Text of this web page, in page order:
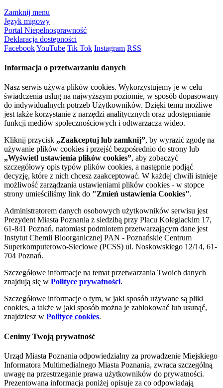
Zamknij menu
Język migowy
Portal Niepełnosprawność
Deklaracja dostępności
FacebookYouTube Tik Tok Instagram RSS
Informacja o przetwarzaniu danych
Nasz serwis używa plików cookies. Wykorzystujemy je w celu
świadczenia usług na najwyższym poziomie, w sposób dopasowany
do indywidualnych potrzeb Użytkowników. Dzięki temu możliwe
jest także korzystanie z narzędzi analitycznych oraz udostępnianie
funkcji mediów społecznościowych i odtwarzacza wideo.
Kliknij przycisk „Zaakceptuj lub zamknij”, by wyrazić zgodę na
używanie plików cookies i przejść bezpośrednio do strony lub
„Wyświetl ustawienia plików cookies”, aby zobaczyć
szczegółowy opis typów plików cookies, a następnie podjąć
decyzję, które z nich chcesz zaakceptować. W każdej chwili istnieje
możliwość zarządzania ustawieniami plików cookies - w stopce
strony umieściliśmy link do "Zmień ustawienia Cookies".
Administratorem danych osobowych użytkowników serwisu jest
Prezydent Miasta Poznania z siedzibą przy Placu Kolegiackim 17,
61-841 Poznań, natomiast podmiotem przetwarzającym dane jest
Instytut Chemii Bioorganicznej PAN - Poznańskie Centrum
Superkomputerowo-Sieciowe (PCSS) ul. Noskowskiego 12/14, 61-
704 Poznań.
Szczegółowe informacje na temat przetwarzania Twoich danych
znajdują się w Polityce prywatności.
Szczegółowe informacje o tym, w jaki sposób używane są pliki
cookies, a także w jaki sposób można je zablokować lub usunąć,
znajdziesz w Polityce cookies.
Cenimy Twoją prywatność
Urząd Miasta Poznania odpowiedzialny za prowadzenie Miejskiego
Informatora Multimedialnego Miasta Poznania, zwraca szczególną
uwagę na przestrzeganie prawa użytkowników do prywatności.
Prezentowana informacja poniżej opisuje za co odpowiadają